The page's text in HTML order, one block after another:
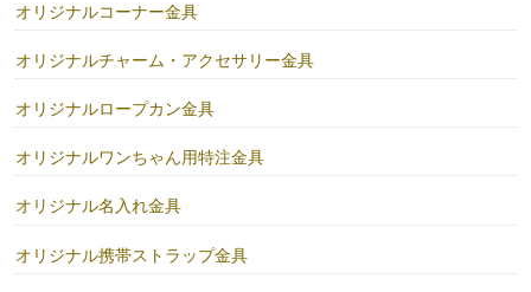
オリジナルコーナー金具
オリジナルチャーム・アクセサリー金具
オリジナルロープカン金具
オリジナルワンちゃん用特注金具
オリジナル名入れ金具
オリジナル携帯ストラップ金具